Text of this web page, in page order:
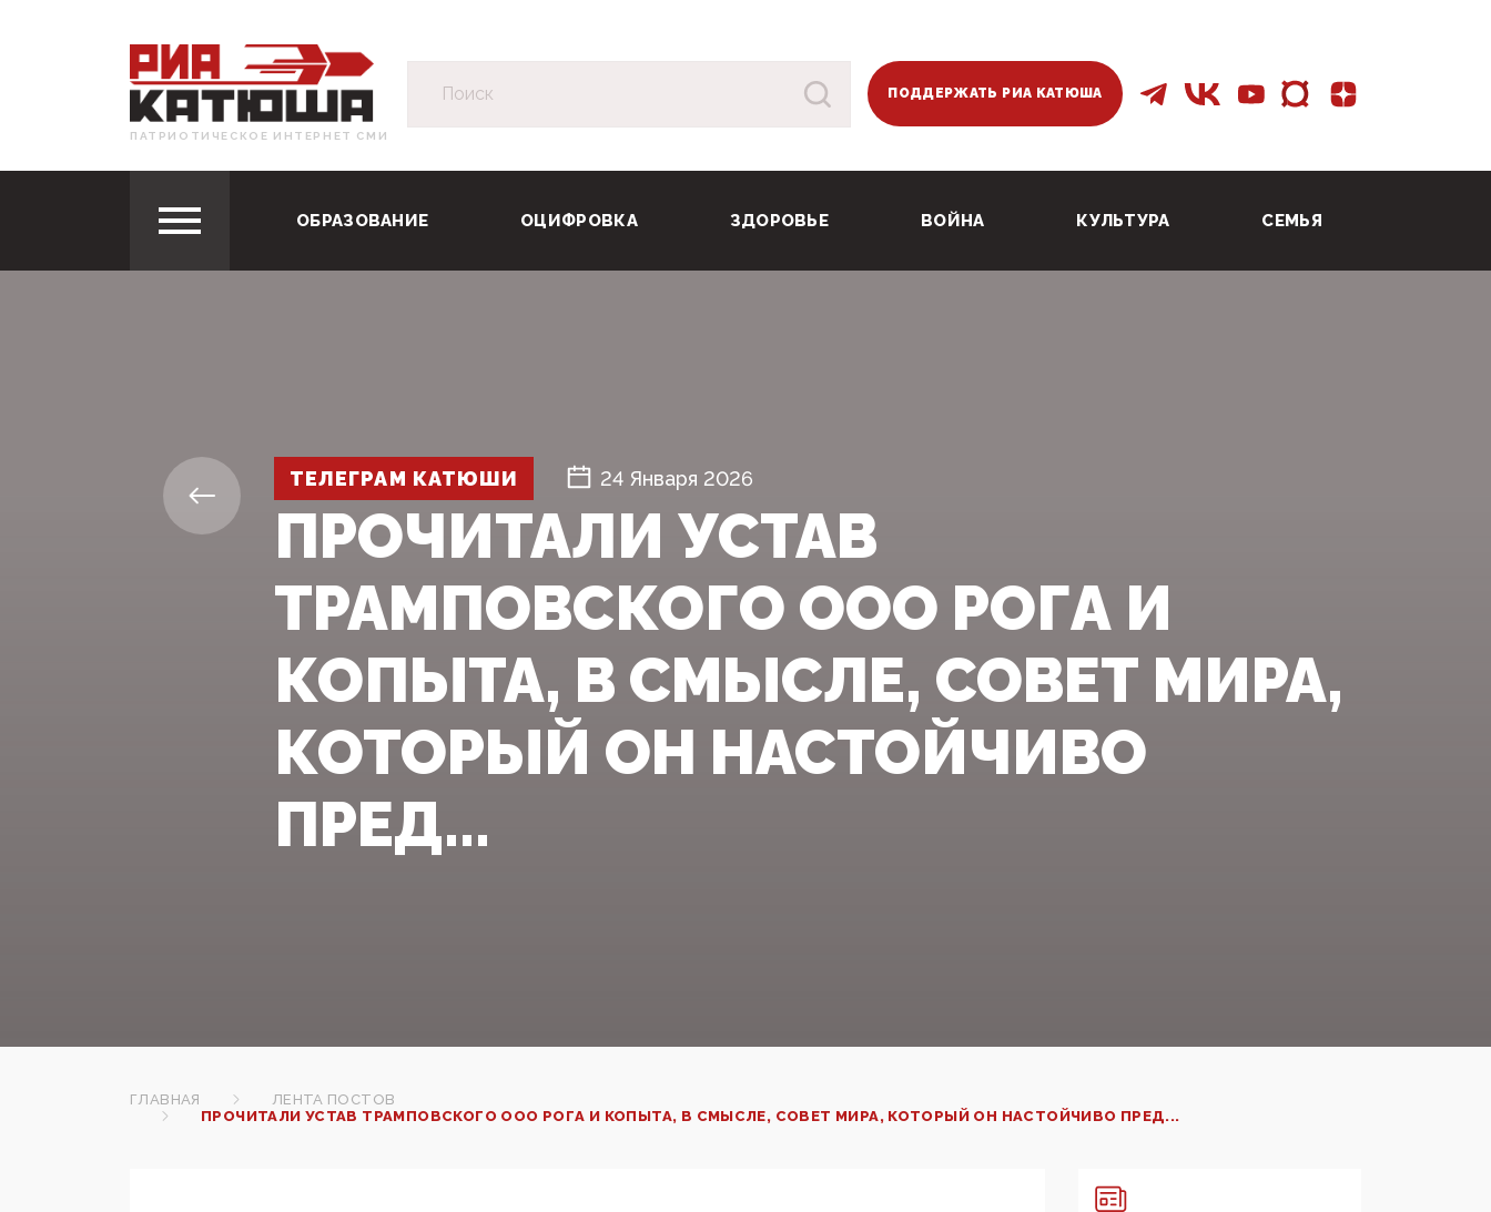
ПАТРИОТИЧЕСКОЕ ИНТЕРНЕТ СМИ
ПОДДЕРЖАТЬ РИА КАТЮША
ОБРАЗОВАНИЕ ОЦИФРОВКА ЗДОРОВЬЕ ВОЙНА КУЛЬТУРА СЕМЬЯ
ТЕЛЕГРАМ КАТЮШИ 24 Января 2026
ПРОЧИТАЛИ УСТАВ
ТРАМПОВСКОГО ООО РОГА И
КОПЫТА, В СМЫСЛЕ, СОВЕТ МИРА,
КОТОРЫЙ ОН НАСТОЙЧИВО
ПРЕД...
ГЛАВНАЯ
ЛЕНТА ПОСТОВ
ПРОЧИТАЛИ УСТАВ ТРАМПОВСКОГО ООО РОГА И КОПЫТА, В СМЫСЛЕ, СОВЕТ МИРА, КОТОРЫЙ ОН НАСТОЙЧИВО ПРЕД...